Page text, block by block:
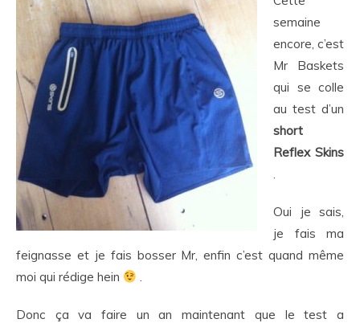
semaine
encore, c’est
Mr Baskets
qui se colle
au test d’un
short
Reflex Skins
.
Oui je sais,
je fais ma
feignasse et je fais bosser Mr, enfin c’est quand même
moi qui rédige hein
.
Donc ça va faire un an maintenant que le test a